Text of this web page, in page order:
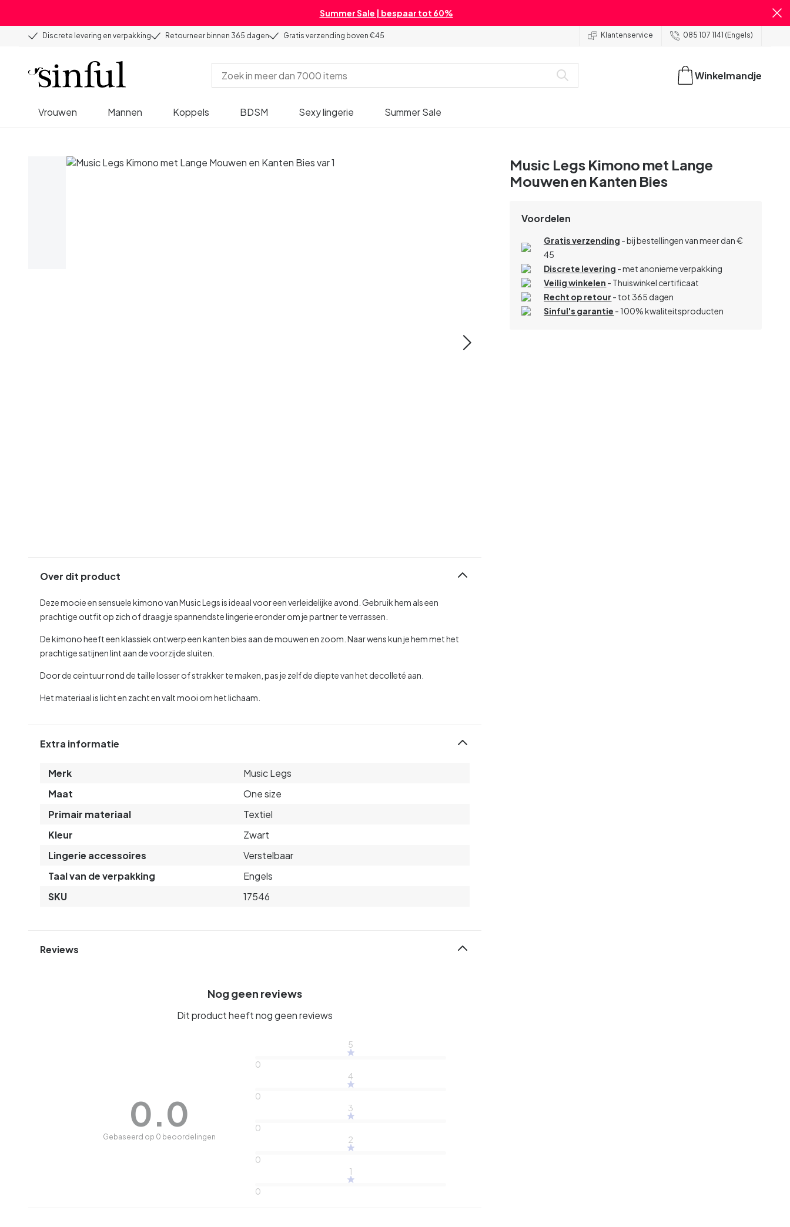
Summer Sale | bespaar tot 60%
Discrete levering en verpakking Retourneer binnen 365 dagen Gratis verzending boven €45 Klantenservice 085 107 1141 (Engels)
Vrouwen Mannen Koppels BDSM Sexy lingerie Summer Sale
Winkelmandje
Music Legs Kimono met Lange
Mouwen en Kanten Bies
Voordelen
Gratis verzending - bij bestellingen van meer dan €
45
Discrete levering - met anonieme verpakking
Veilig winkelen - Thuiswinkel certificaat
Recht op retour - tot 365 dagen
Sinful's garantie - 100% kwaliteitsproducten
Over dit product
Deze mooie en sensuele kimono van Music Legs is ideaal voor een verleidelijke avond. Gebruik hem als een
prachtige outfit op zich of draag je spannendste lingerie eronder om je partner te verrassen.
De kimono heeft een klassiek ontwerp een kanten bies aan de mouwen en zoom. Naar wens kun je hem met het
prachtige satijnen lint aan de voorzijde sluiten.
Door de ceintuur rond de taille losser of strakker te maken, pas je zelf de diepte van het decolleté aan.
Het materiaal is licht en zacht en valt mooi om het lichaam.
Extra informatie
Merk
Music Legs
Maat
One size
Primair materiaal
Textiel
Kleur
Zwart
Lingerie accessoires
Verstelbaar
Taal van de verpakking
Engels
SKU
17546
Reviews
Nog geen reviews
Dit product heeft nog geen reviews
0.0
Gebaseerd op 0 beoordelingen
5
0
4
0
3
0
2
0
1
0